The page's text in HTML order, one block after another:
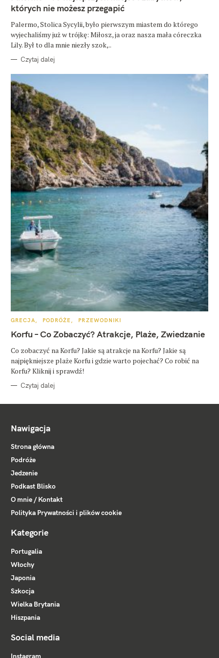
R
których nie możesz przegapić
Palermo, Stolica Sycylii, było pierwszym miastem do którego
wyjechaliśmy już w trójkę: Miłosz, ja oraz nasza mała córeczka
Lily. Był to dla mnie niezły szok,..
Czytaj dalej
K
T
E
O
R
I
GRECJA PODRÓŻE PRZEWODNIKI
Korfu – Co Zobaczyć? Atrakcje, Plaże, Zwiedzanie
Co zobaczyć na Korfu? Jakie są atrakcje na Korfu? Jakie są
najpiękniejsze plaże Korfu i gdzie warto pojechać? Co robić na
Korfu? Kliknij i sprawdź!
Czytaj dalej
Nawigacja
Strona główna
Podróże
Jedzenie
Podkast Blisko
O mnie / Kontakt
Polityka Prywatności i plików cookie
Kategorie
Portugalia
Włochy
Japonia
Szkocja
Wielka Brytania
Hiszpania
Social media
Instagram